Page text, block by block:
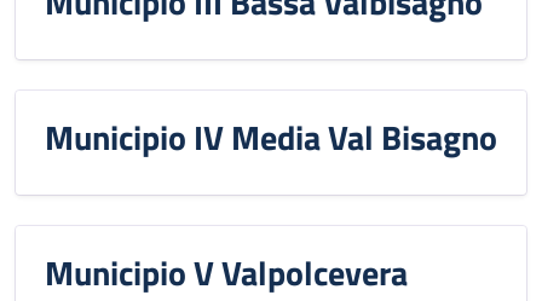
Municipio IV Media Val Bisagno
Municipio V Valpolcevera